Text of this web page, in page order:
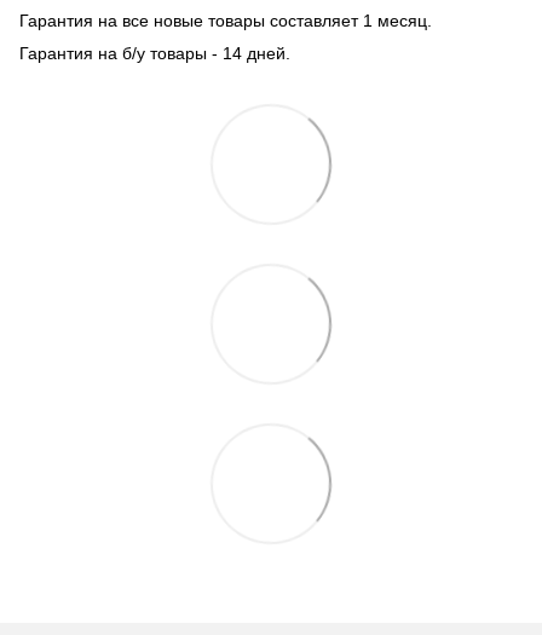
Гарантия на все новые товары составляет 1 месяц.
Гарантия на б/у товары - 14 дней.